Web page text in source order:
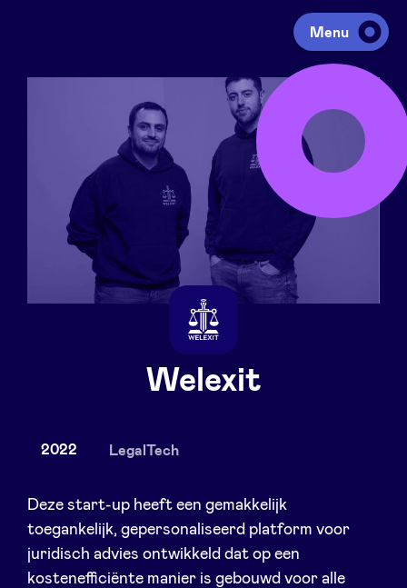
Menu
Investeren
Fondsen ophalen
Portfolio
Agenda
Over ons
Nieuws
Voordelen
Welexit
2022 LegalTech
Deze start-up heeft een gemakkelijk
toegankelijk, gepersonaliseerd platform voor
juridisch advies ontwikkeld dat op een
kostenefficiënte manier is gebouwd voor alle